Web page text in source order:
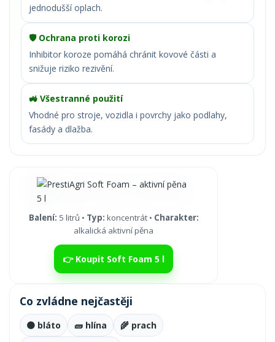
jednodušší oplach.
🛡️ Ochrana proti korozi
Inhibitor koroze pomáhá chránit kovové části a
snižuje riziko rezivění.
🚜 Všestranné použití
Vhodné pro stroje, vozidla i povrchy jako podlahy,
fasády a dlažba.
Balení: 5 litrů • Typ: koncentrát • Charakter:
alkalická aktivní pěna
👉 Koupit Soft Foam 5 l
Co zvládne nejčastěji
🟤 bláto 🧱 hlína
🌾 prach